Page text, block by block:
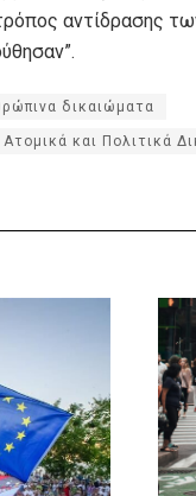
αντίδρασης
δικαιώματα
και Πολιτικά